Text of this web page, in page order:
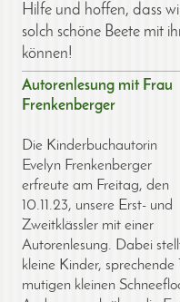
Hilfe und hoffen, dass
solch schöne Beete mit
können!
Autorenlesung mit Frau
Frenkenberger
Die Kinderbuchautorin
Evelyn Frenkenberger
erfreute am Freitag, den
10.11.23, unsere Erst- und
Zweitklässler mit einer
Autorenlesung. Dabei
kleine Kinder,
mutigen kleinen